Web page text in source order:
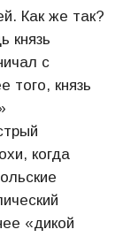
Как же так?
князь
с
того, князь
когда
«дикой